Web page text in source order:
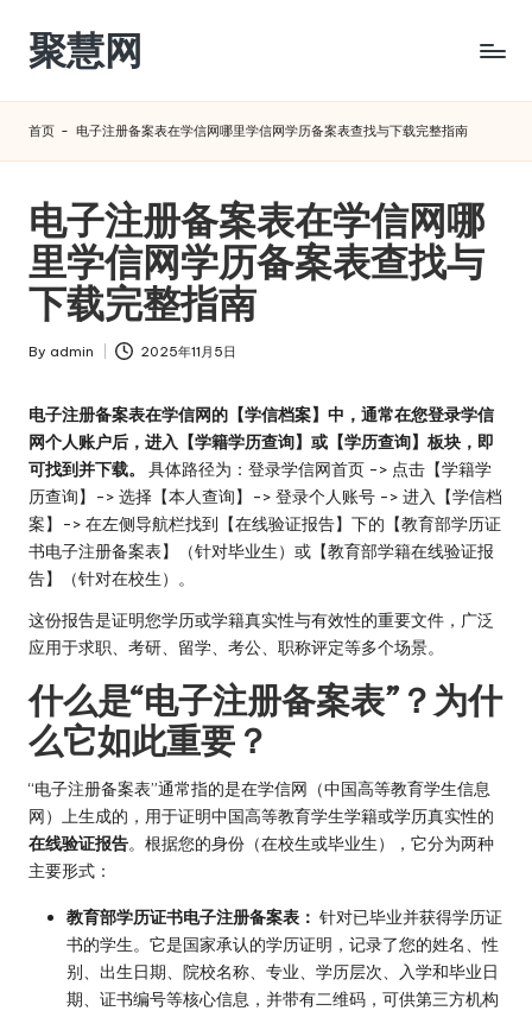
Skip
content
聚慧网
首页 - 电子注册备案表在学信网哪里学信网学历备案表查找与下载完整指南
电子注册备案表在学信网哪
里学信网学历备案表查找与
下载完整指南
Posted
By admin 2025年11月5日
电子注册备案表在学信网的【学信档案】中，通常在您登录学信
网个人账户后，进入【学籍学历查询】或【学历查询】板块，即
可找到并下载。
具体路径为：登录学信网首页 -> 点击【学籍学
历查询】-> 选择【本人查询】-> 登录个人账号 -> 进入【学信档
案】-> 在左侧导航栏找到【在线验证报告】下的【教育部学历证
书电子注册备案表】（针对毕业生）或【教育部学籍在线验证报
告】（针对在校生）。
这份报告是证明您学历或学籍真实性与有效性的重要文件，广泛
应用于求职、考研、留学、考公、职称评定等多个场景。
什么是“电子注册备案表”？为什
么它如此重要？
“电子注册备案表”通常指的是在学信网（中国高等教育学生信息
网）上生成的，用于证明中国高等教育学生学籍或学历真实性的
在线验证报告。根据您的身份（在校生或毕业生），它分为两种
主要形式：
教育部学历证书电子注册备案表： 针对已毕业并获得学历证
书的学生。它是国家承认的学历证明，记录了您的姓名、性
别、出生日期、院校名称、专业、学历层次、入学和毕业日
期、证书编号等核心信息，并带有二维码，可供第三方机构